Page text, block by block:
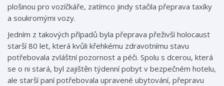
plošinou pro vozíčkáře, zatímco jindy stačila přeprava taxíky
a soukromými vozy.
Jedním z takových případů byla přeprava přeživší holocaust
starší 80 let, která kvůli křehkému zdravotnímu stavu
potřebovala zvláštní pozornost a péči. Spolu s dcerou, která
se o ni stará, byl zajištěn týdenní pobyt v bezpečném hotelu,
ale starší paní potřebovala upravené ubytování, přepravu